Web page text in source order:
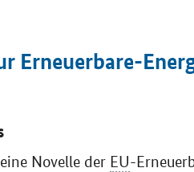
Erneuerbare-
Novelle der EU-